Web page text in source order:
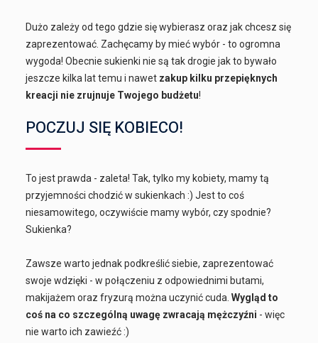
Dużo zależy od tego gdzie się wybierasz oraz jak chcesz się
zaprezentować. Zachęcamy by mieć wybór - to ogromna
wygoda! Obecnie sukienki nie są tak drogie jak to bywało
jeszcze kilka lat temu i nawet zakup kilku przepięknych
kreacji nie zrujnuje Twojego budżetu!
POCZUJ SIĘ KOBIECO!
To jest prawda - zaleta! Tak, tylko my kobiety, mamy tą
przyjemności chodzić w sukienkach :) Jest to coś
niesamowitego, oczywiście mamy wybór, czy spodnie?
Sukienka?
Zawsze warto jednak podkreślić siebie, zaprezentować
swoje wdzięki - w połączeniu z odpowiednimi butami,
makijażem oraz fryzurą można uczynić cuda.Wygląd to
coś na co szczególną uwagę zwracają mężczyźni - więc
nie warto ich zawieźć :)